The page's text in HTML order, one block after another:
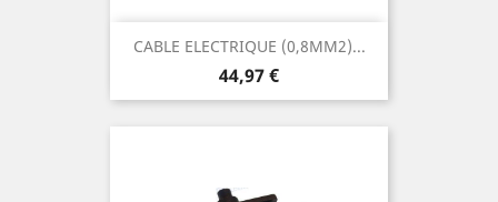
CABLE ELECTRIQUE (0,8MM2)...
Prix
44,97 €